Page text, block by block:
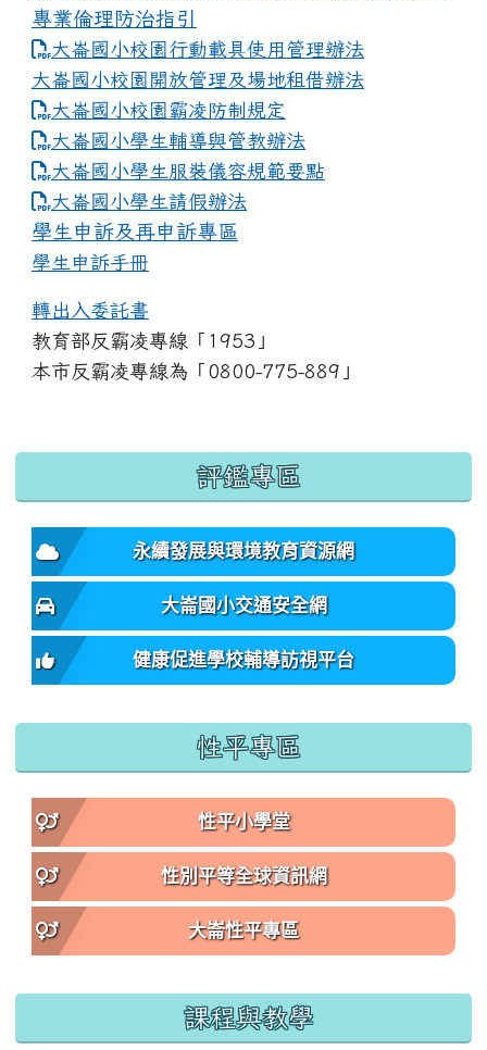
專業倫理防治指引
大崙國小校園行動載具使用管理辦法
大崙國小校園開放管理及場地租借辦法
大崙國小校園霸凌防制規定
大崙國小學生輔導與管教辦法
大崙國小學生服裝儀容規範要點
link to https://www.dles.tyc.edu.tw/uploads/
大崙國小學生請假辦法
學生申訴及再申訴專區
學生申訴手冊
轉出入委託書
教育部反霸凌專線「1953」
本市反霸凌專線為「0800-775-889」
:::
評鑑專區
永續發展與環境教育資源網
大崙國小交通安全網
健康促進學校輔導訪視平台
性平專區
性平小學堂
性別平等全球資訊網
大崙性平專區
課程與教學